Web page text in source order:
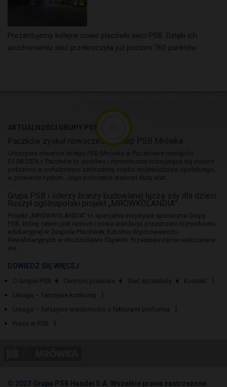
Prezentujemy kolejne nowe placówki sieci PSB. Dzięki ich
uruchomieniu sieć przekroczyła już poziom 760 punktów
AKTUALNOŚCI GRUPY PSB
Paczków zyskał nowoczesny sklep PSB Mrówka
Uroczyste otwarcie sklepu PSB Mrówka w Paczkowie nastąpiło
01.08.2026 r. Paczków to urokliwe i dynamicznie rozwijające się miasto
położone w południowo-zachodniej części województwa opolskiego,
w powiecie nyskim. Jego położenie stanowi duży atut...
Grupa PSB i liderzy branży budowlanej łączą siły dla dzieci.
Ruszył ogólnopolski projekt „MRÓWKOLANDIA”
Projekt „MRÓWKOLANDIA” to specjalna inicjatywa społeczna Grupy
PSB, której celem jest remont i nowa aranżacja przestrzeni rozrywkowo-
edukacyjnej w Zespole Placówek Szkolno-Wychowawczo-
Rewalidacyjnych w Wodzisławiu Śląskim. Przedsięwzięcie realizowane
we...
DOWIEDZ SIĘ WIĘCEJ
O Grupie PSB Centrum prasowe Sieć sprzedaży
Kontakt
Uwaga – fałszywe konkursy
Uwaga – fałszywe wiadomości z fakturami proforma
Praca w PSB
© 2023 Grupa PSB Handel S.A. Wszelkie prawa zastrzeżone.